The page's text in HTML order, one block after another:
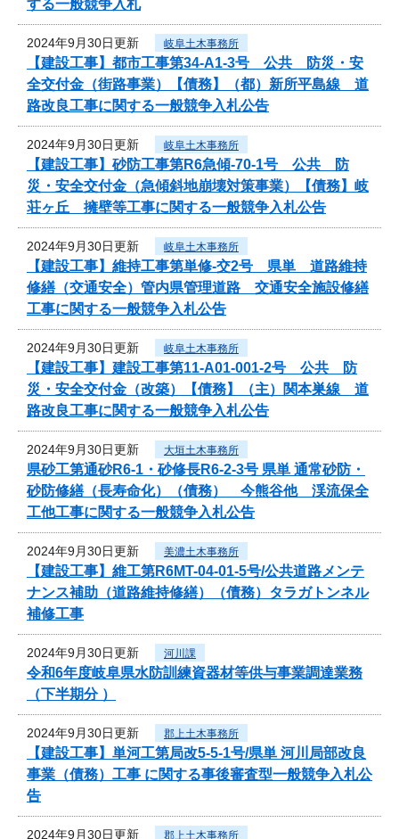
する一般競争入札
2024年9月30日更新 岐阜土木事務所
【建設工事】都市工事第34-A1-3号 公共 防災・安
全交付金（街路事業）【債務】（都）新所平島線 道
路改良工事に関する一般競争入札公告
2024年9月30日更新 岐阜土木事務所
【建設工事】砂防工事第R6急傾-70-1号 公共 防
災・安全交付金（急傾斜地崩壊対策事業）【債務】岐
荘ヶ丘 擁壁等工事に関する一般競争入札公告
2024年9月30日更新 岐阜土木事務所
【建設工事】維持工事第単修-交2号 県単 道路維持
修繕（交通安全）管内県管理道路 交通安全施設修繕
工事に関する一般競争入札公告
2024年9月30日更新 岐阜土木事務所
【建設工事】建設工事第11-A01-001-2号 公共 防
災・安全交付金（改築）【債務】（主）関本巣線 道
路改良工事に関する一般競争入札公告
2024年9月30日更新 大垣土木事務所
県砂工第通砂R6-1・砂修長R6-2-3号 県単 通常砂防・
砂防修繕（長寿命化）（債務） 今熊谷他 渓流保全
工他工事に関する一般競争入札公告
2024年9月30日更新 美濃土木事務所
【建設工事】維工第R6MT-04-01-5号/公共道路メンテ
ナンス補助（道路維持修繕）（債務）タラガトンネル
補修工事
2024年9月30日更新 河川課
令和6年度岐阜県水防訓練資器材等供与事業調達業務
（下半期分 ）
2024年9月30日更新 郡上土木事務所
【建設工事】単河工第局改5-5-1号/県単 河川局部改良
事業（債務）工事 に関する事後審査型一般競争入札公
告
2024年9月30日更新 郡上土木事務所